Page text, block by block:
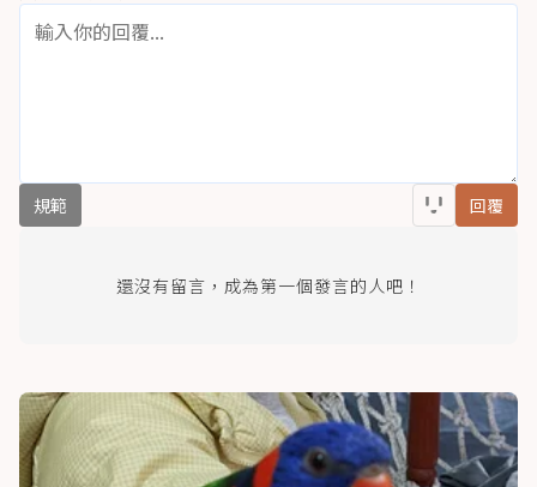
規範 回覆
還沒有留言，成為第一個發言的人吧！